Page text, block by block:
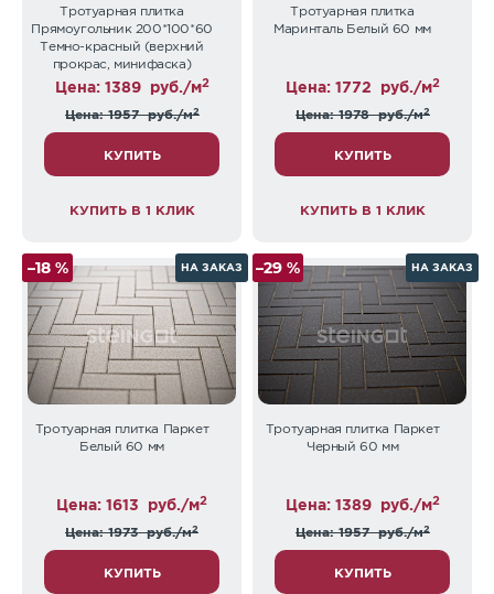
Тротуарная плитка
Прямоугольник 200*100*60
Темно-красный (верхний
прокрас, минифаска)
Цена: 1389 руб./м2
Цена: 1957руб./м2
КУПИТЬ
КУПИТЬ В 1 КЛИК
Тротуарная плитка
Маринталь Белый 60 мм
Цена: 1772 руб./м2
Цена: 1978руб./м2
КУПИТЬ
КУПИТЬ В 1 КЛИК
–18 % НА ЗАКАЗ
Тротуарная плитка Паркет
Белый 60 мм
Цена: 1613 руб./м2
Цена: 1973руб./м2
КУПИТЬ
–29 % НА ЗАКАЗ
Тротуарная плитка Паркет
Черный 60 мм
Цена: 1389 руб./м2
Цена: 1957руб./м2
КУПИТЬ